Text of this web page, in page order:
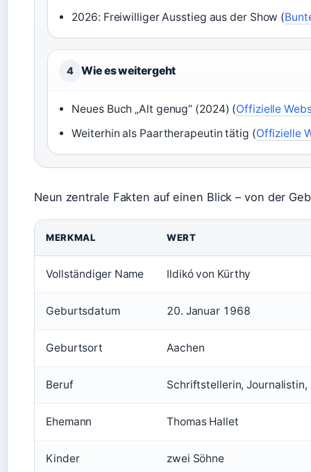
2026: Freiwilliger Ausstieg aus der Show (
4 Wie es weitergeht
Neues Buch „Alt genug“ (2024) (Offizielle
Weiterhin als Paartherapeutin tätig (Offizielle
Neun zentrale Fakten auf einen Blick – von der
MERKMAL WERT
Vollständiger Name Ildikó von Kürthy
Geburtsdatum 20. Januar 1968
Geburtsort Aachen
Beruf Schriftstellerin,
Ehemann Thomas Hallet
Kinder zwei Söhne